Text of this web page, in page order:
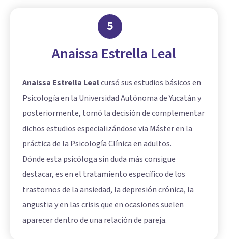
5
Anaissa Estrella Leal
Anaissa Estrella Lealcursó sus estudios básicos en
Psicología en la Universidad Autónoma de Yucatán y
posteriormente, tomó la decisión de complementar
dichos estudios especializándose via Máster en la
práctica de la Psicología Clínica en adultos.
Dónde esta psicóloga sin duda más consigue
destacar, es en el tratamiento específico de los
trastornos de la ansiedad, la depresión crónica, la
angustia y en las crisis que en ocasiones suelen
aparecer dentro de una relación de pareja.